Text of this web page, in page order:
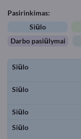
Pasirinkimas:
Siūlo
Darbo pasiūlymai
Siūlo
Siūlo
Siūlo
Siūlo